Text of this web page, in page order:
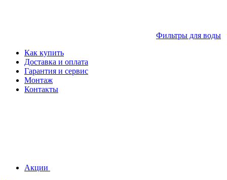
Фильтры для воды
Как купить
Доставка и оплата
Гарантия и сервис
Монтаж
Контакты
Акции